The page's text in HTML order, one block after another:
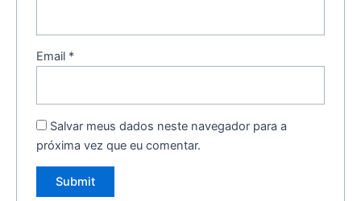
Email *
Salvar meus dados neste navegador para a
próxima vez que eu comentar.